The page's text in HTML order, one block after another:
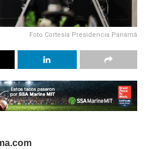
Foto Cortesía Presidencia Panamá